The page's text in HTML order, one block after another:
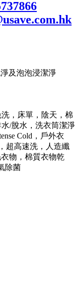
及泡泡浸潔淨
，床單，陰天，棉
/脫水，洗衣筒潔淨
Cold，戶外衣
超高速洗，人造纖
物，棉質衣物乾
除菌